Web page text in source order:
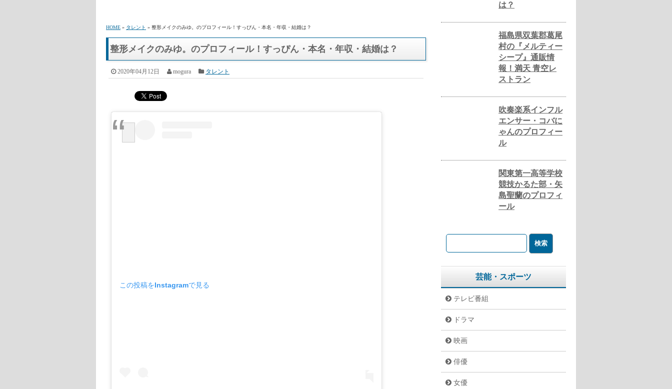
HOME » タレント » 整形メイクのみゆ。のプロフィール！すっぴん・本名・年収・結婚は？
整形メイクのみゆ。のプロフィール！すっぴん・本名・年収・結婚は？
2020年04月12日 mogura タレント
この投稿をInstagramで見る
は？
福島県双葉郡葛尾
村の『メルティー
シープ』通販情
報！満天 青空レ
ストラン
吹奏楽系インフル
エンサー・コバに
ゃんのプロフィー
ル
関東第一高等学校
競技かるた部・矢
島聖蘭のプロフィ
ール
芸能・スポーツ
テレビ番組
ドラマ
映画
俳優
女優